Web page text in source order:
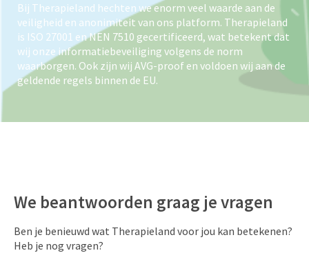
Bij Therapieland hechten we enorm veel waarde aan de
veiligheid en anonimiteit van ons platform. Therapieland
is ISO 27001 en NEN 7510 gecertificeerd, wat betekent dat
wij onze informatiebeveiliging volgens de norm
waarborgen. Ook zijn wij AVG-proof en voldoen wij aan de
geldende regels binnen de EU.
We beantwoorden graag je vragen
Ben je benieuwd wat Therapieland voor jou kan betekenen?
Heb je nog vragen?